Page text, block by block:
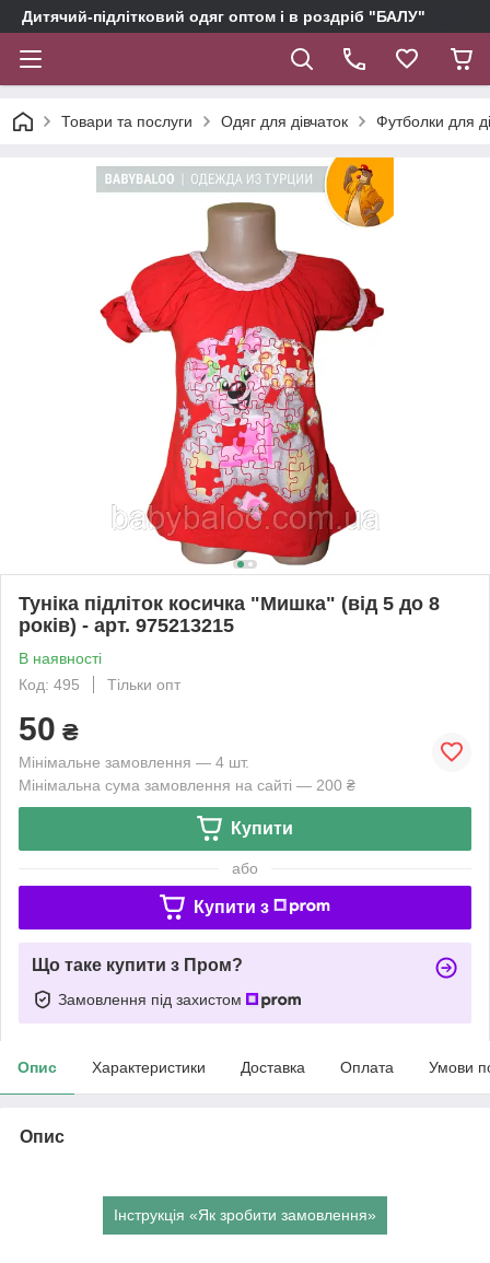
Дитячий-підлітковий одяг оптом і в роздріб "БАЛУ"
Товари та послуги Одяг для дівчаток Футболки для
Туніка підліток косичка "Мишка" (від 5 до 8
років) - арт. 975213215
В наявності
Код: 495
Тільки опт
50 ₴
Мінімальне замовлення — 4 шт.
Мінімальна сума замовлення на сайті — 200 ₴
Купити
або
Купити з
Що таке купити з Пром?
Замовлення під захистом
Опис Характеристики Доставка Оплата Умови
Опис
Інструкція «Як зробити замовлення»